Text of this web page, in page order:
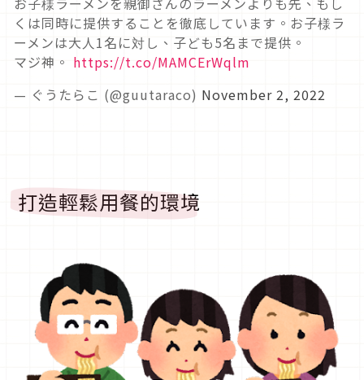
くは同時に提供することを徹底しています。お子様ラ
ーメンは大人1名に対し、子ども5名まで提供。
マジ神。 https://t.co/MAMCErWqlm
— ぐうたらこ (@guutaraco) November 2, 2022
打造輕鬆用餐的環境